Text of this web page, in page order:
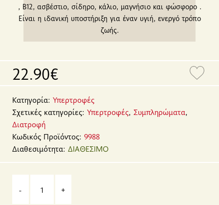
, B12, ασβέστιο, σίδηρο, κάλιο, μαγνήσιο και φώσφορο .
Είναι η ιδανική υποστήριξη για έναν υγιή, ενεργό τρόπο
ζωής.
22.90€
Κατηγορία: Υπερτροφές
Σχετικές κατηγορίες: Υπερτροφές, Συμπληρώματα,
Διατροφή
Κωδικός Προϊόντος: 9988
Διαθεσιμότητα: ΔΙΑΘΕΣΙΜΟ
- +